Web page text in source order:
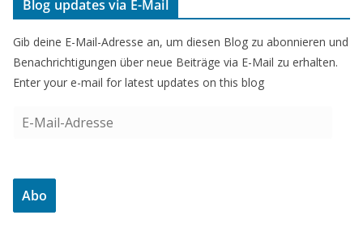
Blog updates via E-Mail
Gib deine E-Mail-Adresse an, um diesen Blog zu abonnieren und
Benachrichtigungen über neue Beiträge via E-Mail zu erhalten.
Enter your e-mail for latest updates on this blog
a
l
Abo